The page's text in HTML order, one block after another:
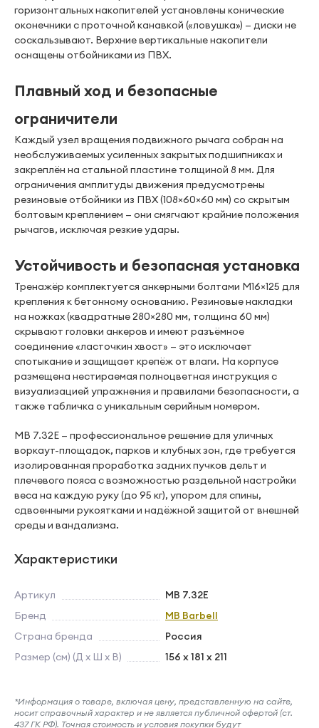
горизонтальных накопителей установлены конические
оконечники с проточной канавкой («ловушка») — диски не
соскальзывают. Верхние вертикальные накопители
оснащены отбойниками из ПВХ.
Плавный ход и безопасные
ограничители
Каждый узел вращения подвижного рычага собран на
необслуживаемых усиленных закрытых подшипниках и
закреплён на стальной пластине толщиной 8 мм. Для
ограничения амплитуды движения предусмотрены
резиновые отбойники из ПВХ (108×60×60 мм) со скрытым
болтовым креплением — они смягчают крайние положения
рычагов, исключая резкие удары.
Устойчивость и безопасная установка
Тренажёр комплектуется анкерными болтами М16×125 для
крепления к бетонному основанию. Резиновые накладки
на ножках (квадратные 280×280 мм, толщина 60 мм)
скрывают головки анкеров и имеют разъёмное
соединение «ласточкин хвост» — это исключает
спотыкание и защищает крепёж от влаги. На корпусе
размещена нестираемая полноцветная инструкция с
визуализацией упражнения и правилами безопасности, а
также табличка с уникальным серийным номером.
MB 7.32E — профессиональное решение для уличных
воркаут-площадок, парков и клубных зон, где требуется
изолированная проработка задних пучков дельт и
плечевого пояса с возможностью раздельной настройки
веса на каждую руку (до 95 кг), упором для спины,
сдвоенными рукоятками и надёжной защитой от внешней
среды и вандализма.
Характеристики
Артикул
MB 7.32E
Бренд
MB Barbell
Страна бренда
Россия
Размер (см) (Д х Ш х В)
156 x 181 x 211
*Информация о товаре, включая цену, представленную на сайте,
носит справочный характер и не является публичной офертой (ст.
437 ГК РФ). Точная стоимость и условия покупки будут